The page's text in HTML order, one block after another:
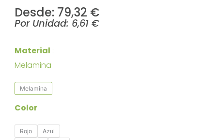
Desde: 79,32 €
Por Unidad: 6,61 €
Material
Melamina
Melamina
Color
Rojo
Azul
75cl
GUAYABA
12u/c
Cantidad